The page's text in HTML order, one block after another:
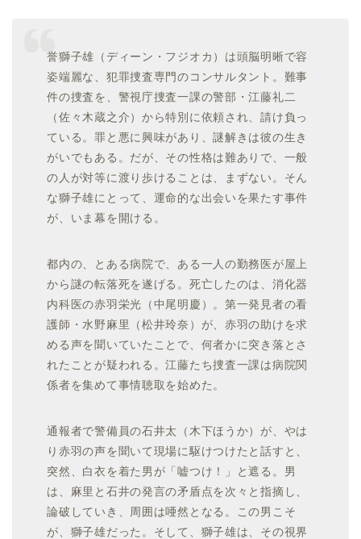
誉獅子雄（ディーン・フジオカ） は頭脳明晰で容
姿端麗な、犯罪捜査専門のコンサルタント。難事
件の捜査を、警視庁捜査一課の警部・江藤礼二
（佐々木蔵之介） から特別に依頼され、請け負っ
ている。罪と悪に興味があり、謎解きは彼の生き
がいでもある。だが、その性格は難ありで、一般
の人が対等に渡り歩けることは、まずない。そん
な獅子雄にとって、運命的な出会いを果たす事件
が、いま幕を開ける。
都内の、とある病院で、ある一人の勤務医が屋上
から謎の転落死を遂げる。死亡したのは、消化器
内科医の赤羽栄光（中尾明慶）
。第一発見者の看
護師・ 水野麻里（松井玲奈） が、赤羽の助けを求
める声を聞いていたことで、何者かに突き落とさ
れたことが疑われる。江藤たち捜査一課は病院関
係者を集めて事情聴取を始めた。
通報者で警備員の石井太（木下ほうか） が、やは
り赤羽の声を聞いて現場に駆けつけたと話すと、
突然、白衣を着た男が「嘘つけ！」と遮る。男
は、麻里と石井の発言の矛盾点を次々と指摘し、
論破していき、周囲は唖然となる。この男こそ
が、獅子雄だった。そして、獅子雄は、その視界